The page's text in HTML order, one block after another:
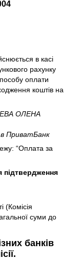
в касі
рахунку
оплати
коштів на
ОЛЕНА
в ПриватБанк
“Оплата за
підтвердження
(Комісія
суми до
банків